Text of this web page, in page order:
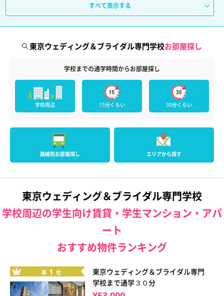
すべて表示する
東京ウェディング＆ブライダル専門学校お部屋探し
学校までの通学時間からお部屋探し
学校周辺 15分くらい 30分くらい
路線別お部屋探し エリアから探す
東京ウェディング＆ブライダル専門学校
学校周辺の学生向け賃貸・学生マンション・アパ
ート
おすすめ物件ランキング
第 1 位
東京ウェディング＆ブライダル専門
学校まで通学３０分